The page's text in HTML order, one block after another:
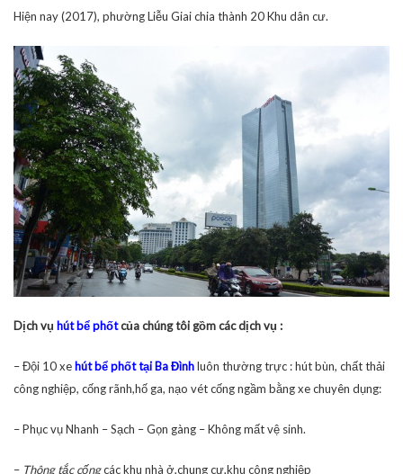
Hiện nay (2017), phường Liễu Giai chia thành 20 Khu dân cư.
Dịch vụ hút bể phốtcủa chúng tôi gồm các dịch vụ :
– Đội 10 xe hút bể phốt tại Ba Đìnhluôn thường trực : hút bùn, chất thải
công nghiệp, cống rãnh,hố ga, nạo vét cống ngầm bằng xe chuyên dụng:
– Phục vụ Nhanh – Sạch – Gọn gàng – Không mất vệ sinh.
– Thông tắc cốngcác khu nhà ở,chung cư,khu công nghiệp